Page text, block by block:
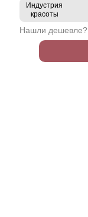
Индустрия
красоты
Нашли дешевле?